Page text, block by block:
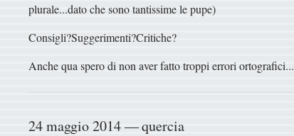
plurale...dato che sono tantissime le pupe)
Consigli?Suggerimenti?Critiche?
Anche qua spero di non aver fatto troppi errori ortografici...
24 maggio 2014 — quercia